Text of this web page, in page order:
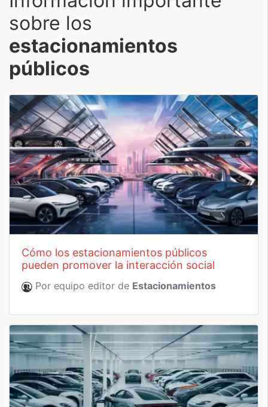
sobre los
estacionamientos
públicos
cómo los estacionamientos públicos
pueden promover la interacción social
Por equipo editor de Estacionamientos